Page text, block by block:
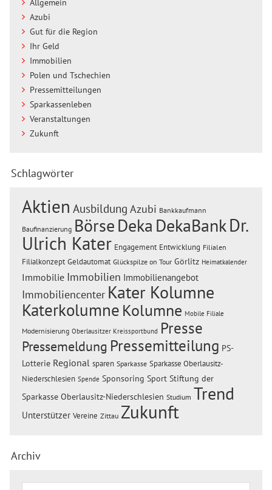
Allgemein
Azubi
Gut für die Region
Ihr Geld
Immobilien
Polen und Tschechien
Pressemitteilungen
Sparkassenleben
Veranstaltungen
Zukunft
Schlagwörter
Aktien Ausbildung Azubi Bankkaufmann
Baufinanzierung BörseDeka DekaBankDr.
Ulrich Kater Engagement Entwicklung Filialen
Filialkonzept Geldautomat Glückspilze on Tour Görlitz Heimatkalender
Immobilie Immobilien Immobilienangebot
Immobiliencenter Kater Kolumne
Katerkolumne Kolumne Mobile Filiale
Modernisierung Oberlausitzer Kreissportbund Presse
Pressemeldung Pressemitteilung PS-
Lotterie Regional sparen Sparkasse Sparkasse Oberlausitz-
Niederschlesien Spende Sponsoring Sport Stiftung der
Sparkasse Oberlausitz-Niederschlesien Studium Trend
Unterstützer Vereine Zittau Zukunft
Archiv